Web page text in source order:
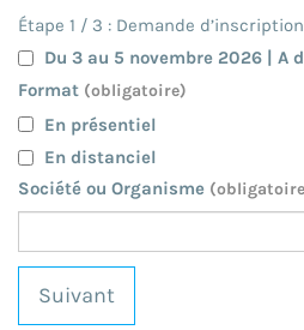
Étape 1 / 3 : Demande
Du 3 au 5 novembre 2026 | A
Format (obligatoire)
En présentiel
En distanciel
Société ou Organisme
Suivant